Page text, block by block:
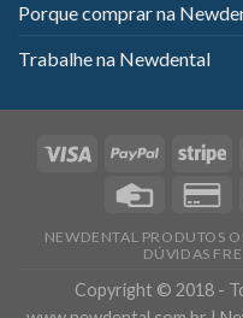
Porque comprar na
Trabalhe na Newdental
NEWDENTAL PRODUTOS
DÚVIDAS
Copyright © 2018 -